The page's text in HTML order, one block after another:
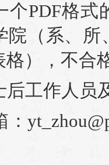
个PDF格
院（系、
格），不合
后工作人员